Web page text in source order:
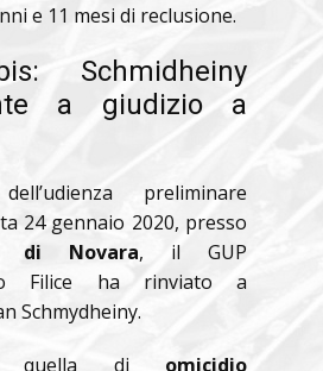
e 11 mesi di reclusione.
Schmidheiny
a giudizio a
preliminare
24 gennaio 2020, presso
di Novara, il GUP
Filice ha rinviato a
Schmydheiny.
è quella di omicidio